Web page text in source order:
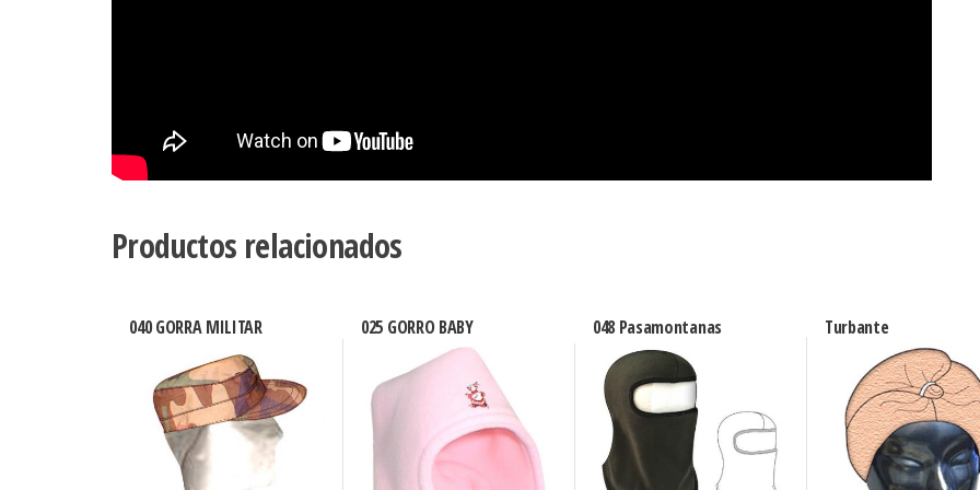
Productos relacionados
040 GORRA MILITAR 025 GORRO BABY 048 Pasamontanas Turbante